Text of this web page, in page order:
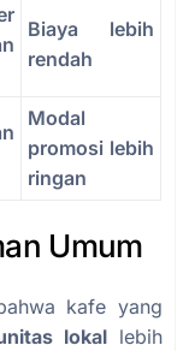
Biaya lebih
rendah
Modal
promosi lebih
ringan
Umum
kafe yang
lokal lebih